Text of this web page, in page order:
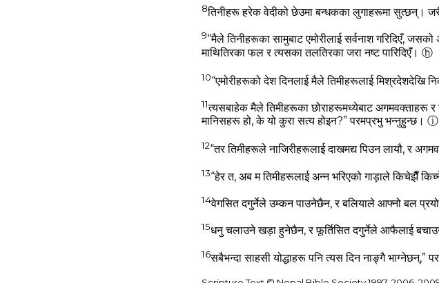
8तिनीहरू हरेक वेदीको छेउमा बन्‍धकका लुगाहरूमा सुत्‍छन्‌।
9“मैले तिनीहरूका सामुबाट एमोरीलाई सर्वनाश गरिदिएँ,
माथितिरका फल र त्‍यसका तलतिरका जरा नष्‍ट पारिदिएँ। ⓗ
10“एमोरीहरूको देश दिनलाई मैले तिमीहरूलाई मिश्रदेशदेखि
11त्‍यसबाहेक मैले तिमीहरूका छोराहरूमध्‍येबाट अगमवक्ताहरू
मानिसहरू हो, के यो कुरा सत्‍य होइन?” परमप्रभु भन्‍नुहुन्‍छ। ⓘ
12“तर तिमीहरूले नाजिरीहरूलाई दाखमद्य पिउन लायौ, र
13“हेर त, अब म तिमीहरूलाई अन्‍न भरिएको गाड़ाले किचेझैँ
14वेगसित दगुर्नेले उम्‍कन पाउनेछैन, र बलियाले आफ्‍नो बल
15धनु चलाउने खड़ा हुनेछैन, र फूर्तिसित दगुर्नेले आफैलाई
16सबैभन्‍दा साहसी योद्धाहरू पनि त्‍यस दिन नाङ्गै भाग्‍नेछन्,”